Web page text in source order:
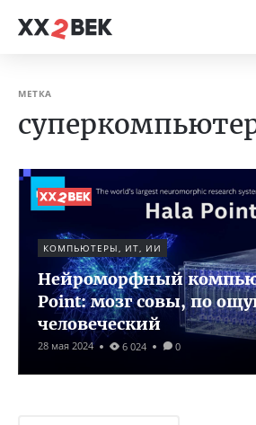
МЕТКА
КОМПЬЮТЕРЫ, ИТ, ИИ
Нейроморфный
Point: мозг совы, по
человеческий
28 мая 2024 6 024 0